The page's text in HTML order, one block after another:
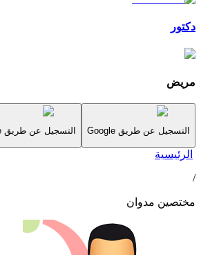
دكتور
مريض
التسجيل عن طريق Google التسجيل عن طريق Apple
الرئيسية
/
مختصين مدوان